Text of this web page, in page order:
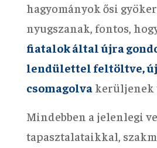
hagyományok ősi
nyugszanak, fontos,
fiatalok által újra
lendülettel feltöltve,
csomagolvakerüljenek
Mindebben a jelenlegi
tapasztalataikkal,